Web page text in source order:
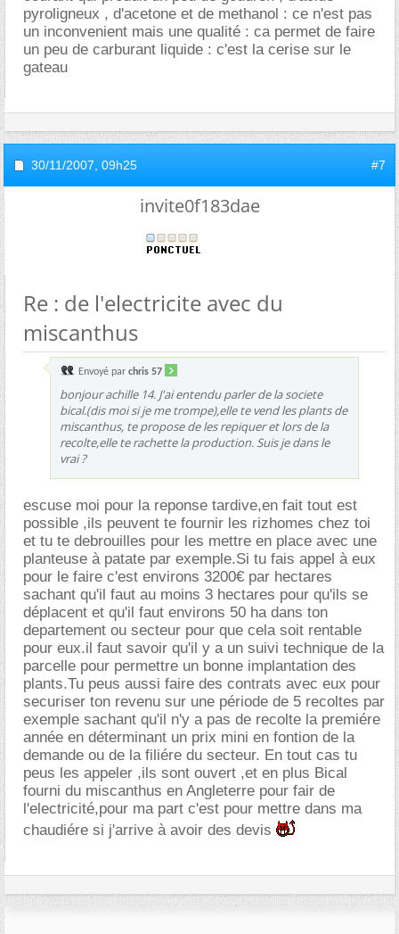
pyroligneux , d'acetone et de methanol : ce n'est pas
un inconvenient mais une qualité : ca permet de faire
un peu de carburant liquide : c'est la cerise sur le
gateau
30/11/2007, 09h25 #7
invite0f183dae
Re : de l'electricite avec du
miscanthus
Envoyé par chris 57
bonjour achille 14. J'ai entendu parler de la societe
bical.(dis moi si je me trompe),elle te vend les plants de
miscanthus, te propose de les repiquer et lors de la
recolte,elle te rachette la production. Suis je dans le
vrai ?
escuse moi pour la reponse tardive,en fait tout est
possible ,ils peuvent te fournir les rizhomes chez toi
et tu te debrouilles pour les mettre en place avec une
planteuse à patate par exemple.Si tu fais appel à eux
pour le faire c'est environs 3200€ par hectares
sachant qu'il faut au moins 3 hectares pour qu'ils se
déplacent et qu'il faut environs 50 ha dans ton
departement ou secteur pour que cela soit rentable
pour eux.il faut savoir qu'il y a un suivi technique de la
parcelle pour permettre un bonne implantation des
plants.Tu peus aussi faire des contrats avec eux pour
securiser ton revenu sur une période de 5 recoltes par
exemple sachant qu'il n'y a pas de recolte la premiére
année en déterminant un prix mini en fontion de la
demande ou de la filiére du secteur. En tout cas tu
peus les appeler ,ils sont ouvert ,et en plus Bical
fourni du miscanthus en Angleterre pour fair de
l'electricité,pour ma part c'est pour mettre dans ma
chaudiére si j'arrive à avoir des devis